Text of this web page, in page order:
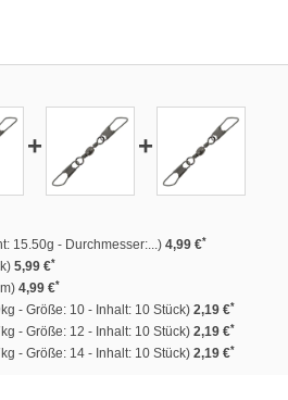
+ +
15.50g - Durchmesser:...) 4,99 €*
5,99 €*
4,99 €*
- Größe: 10 - Inhalt: 10 Stück) 2,19 €*
- Größe: 12 - Inhalt: 10 Stück) 2,19 €*
- Größe: 14 - Inhalt: 10 Stück) 2,19 €*